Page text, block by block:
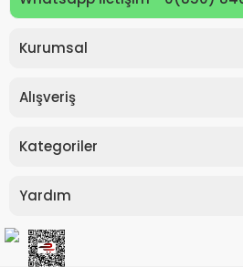
Kurumsal
Alışveriş
Kategoriler
Yardım